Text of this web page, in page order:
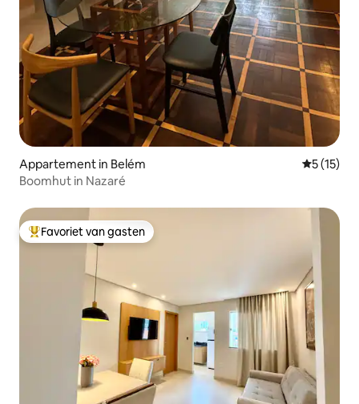
Appartement in Belém
5 (15)
Boomhut in Nazaré
Topfavoriet van gasten
Favoriet van gasten